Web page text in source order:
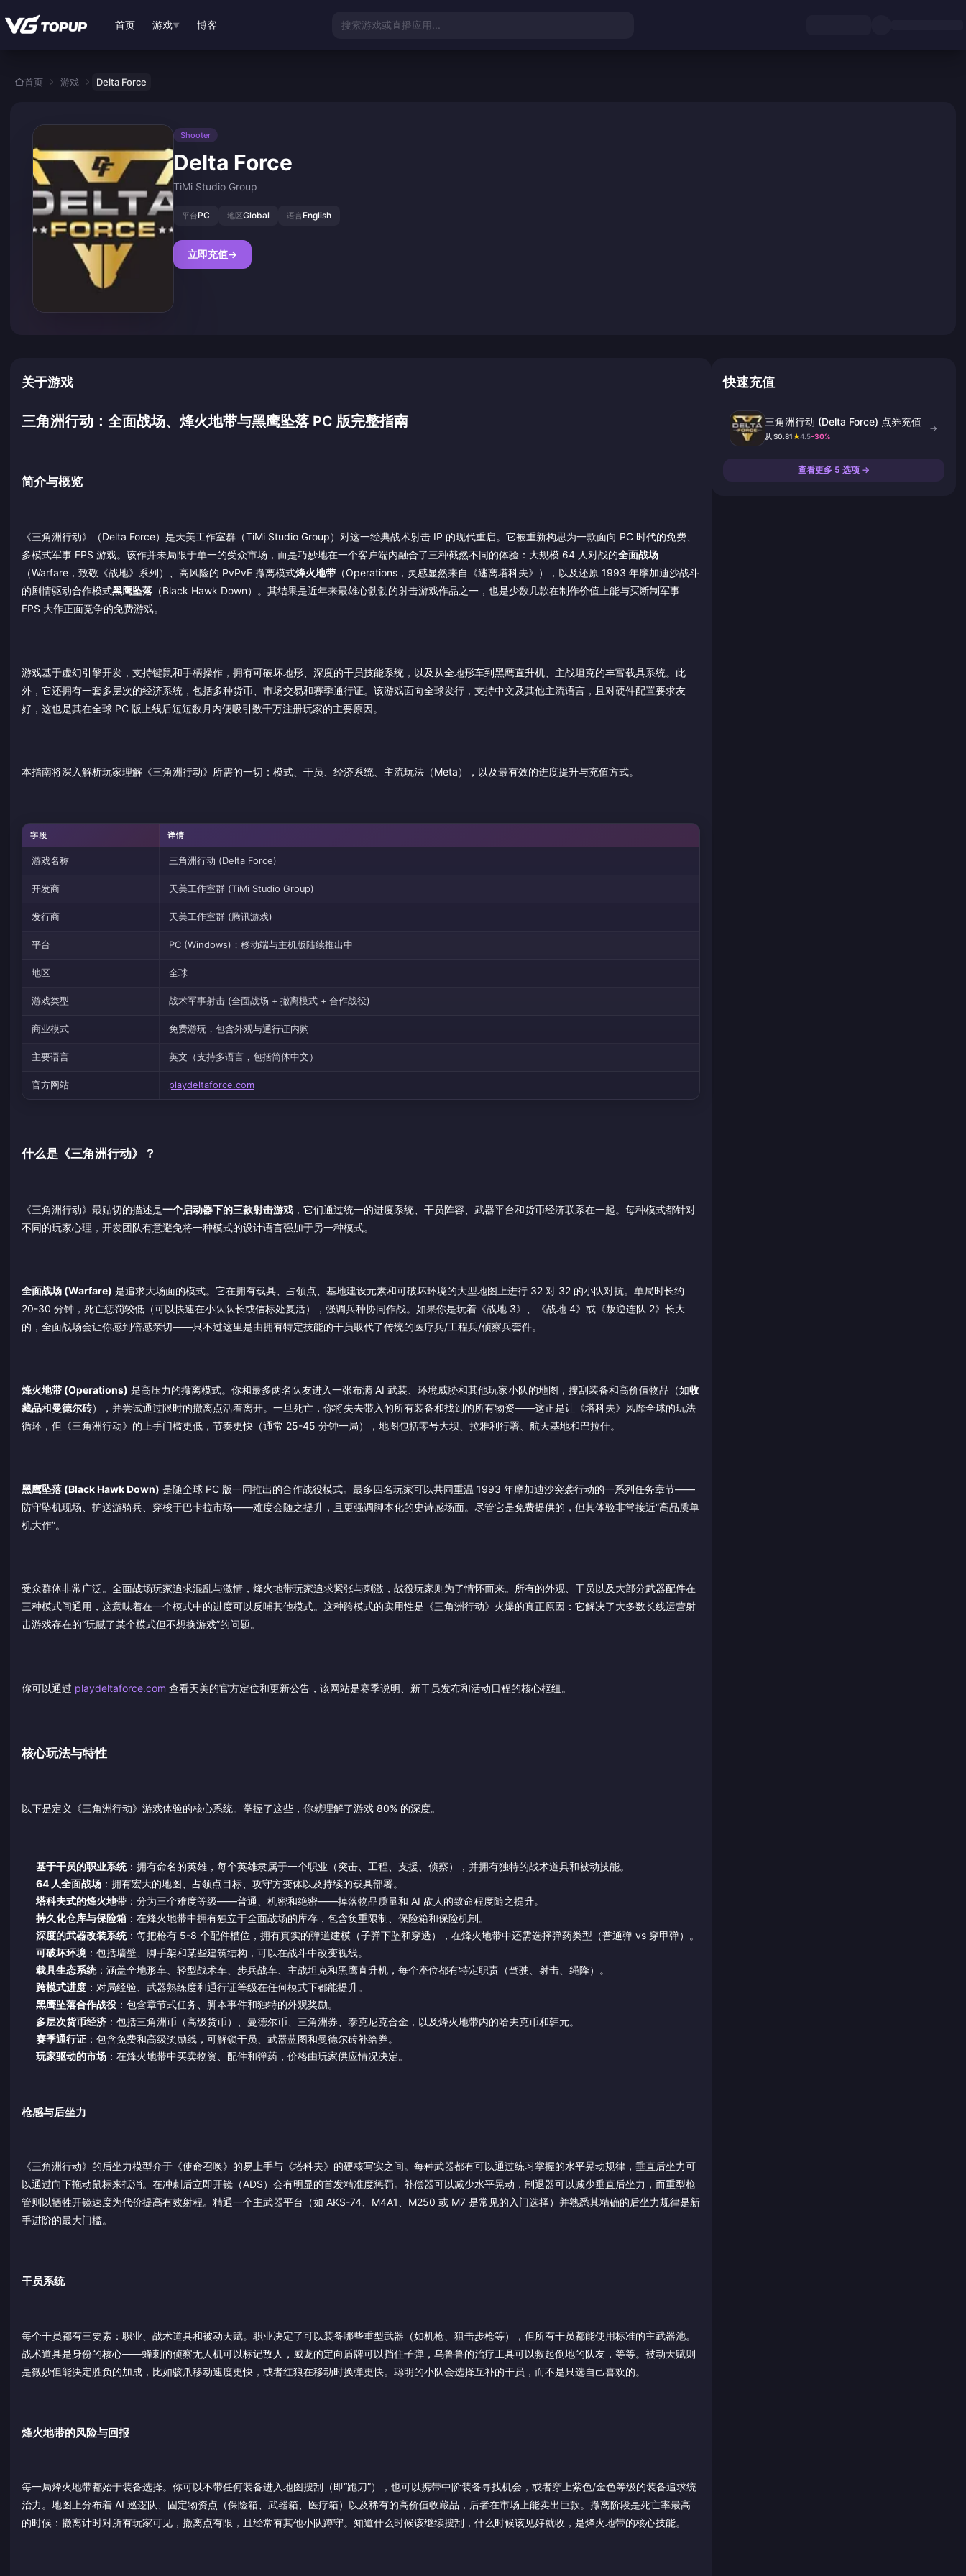
首页 游戏▼ 博客 搜索游戏或直播应用...
首页 游戏 Delta Force
Shooter
Delta Force
TiMi Studio Group
平台PC 地区Global 语言English
立即充值→
关于游戏
三角洲行动：全面战场、烽火地带与黑鹰坠落 PC 版完整指南
简介与概览
《三角洲行动》（Delta Force）是天美工作室群（TiMi Studio Group）对这一经典战术射击 IP 的现代重启。它被重新构思为一款面向 PC 时代的免费、
多模式军事 FPS 游戏。该作并未局限于单一的受众市场，而是巧妙地在一个客户端内融合了三种截然不同的体验：大规模 64 人对战的全面战场
（Warfare，致敬《战地》系列）、高风险的 PvPvE 撤离模式烽火地带 （Operations，灵感显然来自《逃离塔科夫》），以及还原 1993 年摩加迪沙战斗
的剧情驱动合作模式黑鹰坠落 （Black Hawk Down）。其结果是近年来最雄心勃勃的射击游戏作品之一，也是少数几款在制作价值上能与买断制军事
FPS 大作正面竞争的免费游戏。
游戏基于虚幻引擎开发，支持键鼠和手柄操作，拥有可破坏地形、深度的干员技能系统，以及从全地形车到黑鹰直升机、主战坦克的丰富载具系统。此
外，它还拥有一套多层次的经济系统，包括多种货币、市场交易和赛季通行证。该游戏面向全球发行，支持中文及其他主流语言，且对硬件配置要求友
好，这也是其在全球 PC 版上线后短短数月内便吸引数千万注册玩家的主要原因。
本指南将深入解析玩家理解《三角洲行动》所需的一切：模式、干员、经济系统、主流玩法（Meta），以及最有效的进度提升与充值方式。
字段 详情
游戏名称 三角洲行动 (Delta Force)
开发商 天美工作室群 (TiMi Studio Group)
发行商 天美工作室群 (腾讯游戏)
平台 PC (Windows)；移动端与主机版陆续推出中
地区 全球
游戏类型 战术军事射击 (全面战场 + 撤离模式 + 合作战役)
商业模式 免费游玩，包含外观与通行证内购
主要语言 英文（支持多语言，包括简体中文）
官方网站 playdeltaforce.com
什么是《三角洲行动》？
《三角洲行动》最贴切的描述是一个启动器下的三款射击游戏 ，它们通过统一的进度系统、干员阵容、武器平台和货币经济联系在一起。每种模式都针对
不同的玩家心理，开发团队有意避免将一种模式的设计语言强加于另一种模式。
全面战场 (Warfare) 是追求大场面的模式。它在拥有载具、占领点、基地建设元素和可破坏环境的大型地图上进行 32 对 32 的小队对抗。单局时长约
20-30 分钟，死亡惩罚较低（可以快速在小队队长或信标处复活），强调兵种协同作战。如果你是玩着《战地 3》、《战地 4》或《叛逆连队 2》长大
的，全面战场会让你感到倍感亲切——只不过这里是由拥有特定技能的干员取代了传统的医疗兵/工程兵/侦察兵套件。
烽火地带 (Operations) 是高压力的撤离模式。你和最多两名队友进入一张布满 AI 武装、环境威胁和其他玩家小队的地图，搜刮装备和高价值物品（如收
藏品和曼德尔砖），并尝试通过限时的撤离点活着离开。一旦死亡，你将失去带入的所有装备和找到的所有物资——这正是让《塔科夫》风靡全球的玩法
循环，但《三角洲行动》的上手门槛更低，节奏更快（通常 25-45 分钟一局），地图包括零号大坝、拉雅利行署、航天基地和巴拉什。
黑鹰坠落 (Black Hawk Down) 是随全球 PC 版一同推出的合作战役模式。最多四名玩家可以共同重温 1993 年摩加迪沙突袭行动的一系列任务章节——
防守坠机现场、护送游骑兵、穿梭于巴卡拉市场——难度会随之提升，且更强调脚本化的史诗感场面。尽管它是免费提供的，但其体验非常接近“高品质单
机大作”。
受众群体非常广泛。全面战场玩家追求混乱与激情，烽火地带玩家追求紧张与刺激，战役玩家则为了情怀而来。所有的外观、干员以及大部分武器配件在
三种模式间通用，这意味着在一个模式中的进度可以反哺其他模式。这种跨模式的实用性是《三角洲行动》火爆的真正原因：它解决了大多数长线运营射
击游戏存在的“玩腻了某个模式但不想换游戏”的问题。
你可以通过 playdeltaforce.com 查看天美的官方定位和更新公告，该网站是赛季说明、新干员发布和活动日程的核心枢纽。
核心玩法与特性
以下是定义《三角洲行动》游戏体验的核心系统。掌握了这些，你就理解了游戏 80% 的深度。
基于干员的职业系统：拥有命名的英雄，每个英雄隶属于一个职业（突击、工程、支援、侦察），并拥有独特的战术道具和被动技能。
64 人全面战场：拥有宏大的地图、占领点目标、攻守方变体以及持续的载具部署。
塔科夫式的烽火地带：分为三个难度等级——普通、机密和绝密——掉落物品质量和 AI 敌人的致命程度随之提升。
持久化仓库与保险箱：在烽火地带中拥有独立于全面战场的库存，包含负重限制、保险箱和保险机制。
深度的武器改装系统：每把枪有 5-8 个配件槽位，拥有真实的弹道建模（子弹下坠和穿透），在烽火地带中还需选择弹药类型（普通弹 vs 穿甲弹）。
可破坏环境：包括墙壁、脚手架和某些建筑结构，可以在战斗中改变视线。
载具生态系统：涵盖全地形车、轻型战术车、步兵战车、主战坦克和黑鹰直升机，每个座位都有特定职责（驾驶、射击、绳降）。
跨模式进度：对局经验、武器熟练度和通行证等级在任何模式下都能提升。
黑鹰坠落合作战役：包含章节式任务、脚本事件和独特的外观奖励。
多层次货币经济：包括三角洲币（高级货币）、曼德尔币、三角洲券、泰克尼克合金，以及烽火地带内的哈夫克币和韩元。
赛季通行证：包含免费和高级奖励线，可解锁干员、武器蓝图和曼德尔砖补给券。
玩家驱动的市场：在烽火地带中买卖物资、配件和弹药，价格由玩家供应情况决定。
枪感与后坐力
《三角洲行动》的后坐力模型介于《使命召唤》的易上手与《塔科夫》的硬核写实之间。每种武器都有可以通过练习掌握的水平晃动规律，垂直后坐力可
以通过向下拖动鼠标来抵消。在冲刺后立即开镜（ADS）会有明显的首发精准度惩罚。补偿器可以减少水平晃动，制退器可以减少垂直后坐力，而重型枪
管则以牺牲开镜速度为代价提高有效射程。精通一个主武器平台（如 AKS-74、M4A1、M250 或 M7 是常见的入门选择）并熟悉其精确的后坐力规律是新
手进阶的最大门槛。
干员系统
每个干员都有三要素：职业、战术道具和被动天赋。职业决定了可以装备哪些重型武器（如机枪、狙击步枪等），但所有干员都能使用标准的主武器池。
战术道具是身份的核心——蜂刺的侦察无人机可以标记敌人，威龙的定向盾牌可以挡住子弹，乌鲁鲁的治疗工具可以救起倒地的队友，等等。被动天赋则
是微妙但能决定胜负的加成，比如骇爪移动速度更快，或者红狼在移动时换弹更快。聪明的小队会选择互补的干员，而不是只选自己喜欢的。
烽火地带的风险与回报
每一局烽火地带都始于装备选择。你可以不带任何装备进入地图搜刮（即“跑刀”），也可以携带中阶装备寻找机会，或者穿上紫色/金色等级的装备追求统
治力。地图上分布着 AI 巡逻队、固定物资点（保险箱、武器箱、医疗箱）以及稀有的高价值收藏品，后者在市场上能卖出巨款。撤离阶段是死亡率最高
的时候：撤离计时对所有玩家可见，撤离点有限，且经常有其他小队蹲守。知道什么时候该继续搜刮，什么时候该见好就收，是烽火地带的核心技能。
快速充值
三角洲行动 (Delta Force) 点券充值
从 $0.81★4.5-30%
→
查看更多 5 选项 →